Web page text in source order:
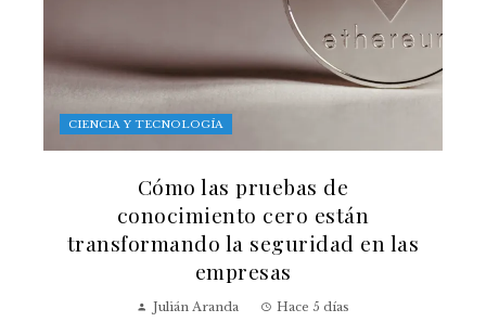
CIENCIA Y TECNOLOGÍA
Cómo las pruebas de
conocimiento cero están
transformando la seguridad en las
empresas
Julián Aranda Hace 5 días